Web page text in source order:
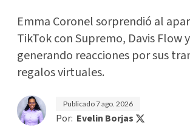
Emma Coronel sorprendió al
TikTok con Supremo, Davis Flow
generando reacciones por sus
regalos virtuales.
Publicado7 ago. 2026
Por: Evelin Borjas